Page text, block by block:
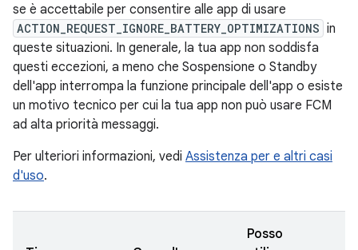
se è accettabile per consentire alle app di usare
ACTION_REQUEST_IGNORE_BATTERY_OPTIMIZATIONS in
queste situazioni. In generale, la tua app non soddisfa
questi eccezioni, a meno che Sospensione o Standby
dell'app interrompa la funzione principale dell'app o esiste
un motivo tecnico per cui la tua app non può usare FCM
ad alta priorità messaggi.
Per ulteriori informazioni, vedi Assistenza per e altri casi
d'uso.
Posso